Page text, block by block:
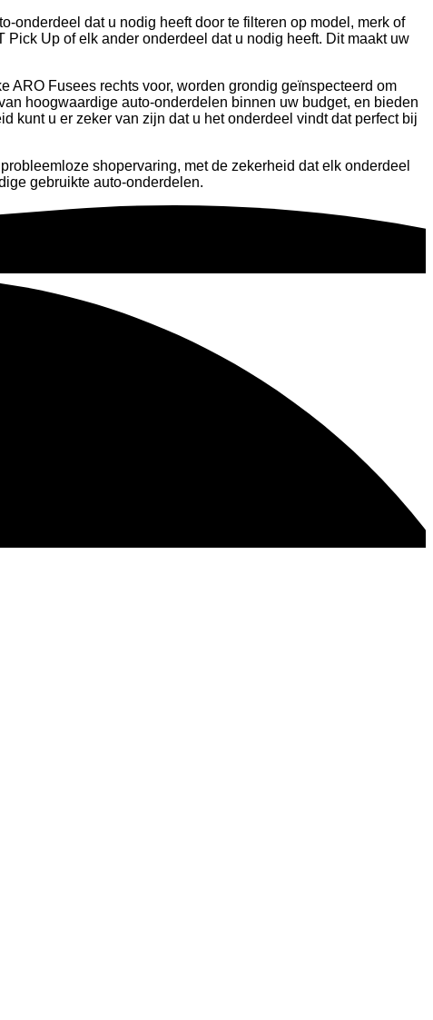
onderdeel dat u nodig heeft door te filteren op model, merk of
Up of elk ander onderdeel dat u nodig heeft. Dit maakt uw
ARO Fusees rechts voor, worden grondig geïnspecteerd om
hoogwaardige auto-onderdelen binnen uw budget, en bieden
kunt u er zeker van zijn dat u het onderdeel vindt dat perfect bij
shopervaring, met de zekerheid dat elk onderdeel
gebruikte auto-onderdelen.